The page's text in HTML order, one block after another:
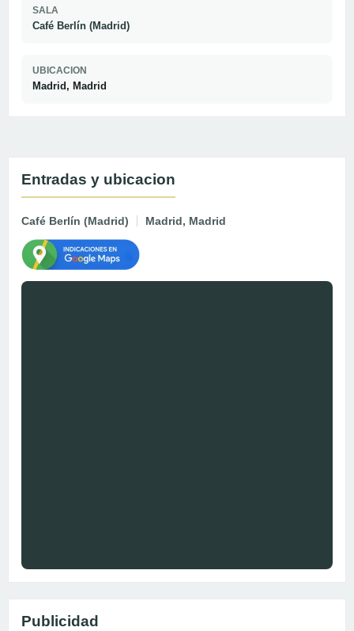
SALA
Café Berlín (Madrid)
UBICACION
Madrid, Madrid
Entradas y ubicacion
Café Berlín (Madrid) Madrid, Madrid
Publicidad